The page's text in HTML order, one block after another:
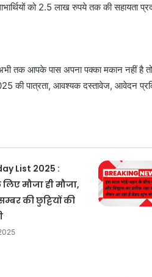
को 2.5 लाख रुपये तक की सहायता
तक आपके पास अपना पक्का मकान नहीं है
की पात्रता, आवश्यक दस्तावेज, आवेदन
List 2025 :
मौजा ही मौजा,
की छुट्टियों की